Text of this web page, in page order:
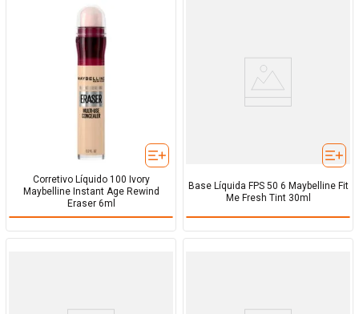
Corretivo Líquido 100 Ivory
Maybelline Instant Age Rewind
Eraser 6ml
Base Líquida FPS 50 6 Maybelline Fit
Me Fresh Tint 30ml